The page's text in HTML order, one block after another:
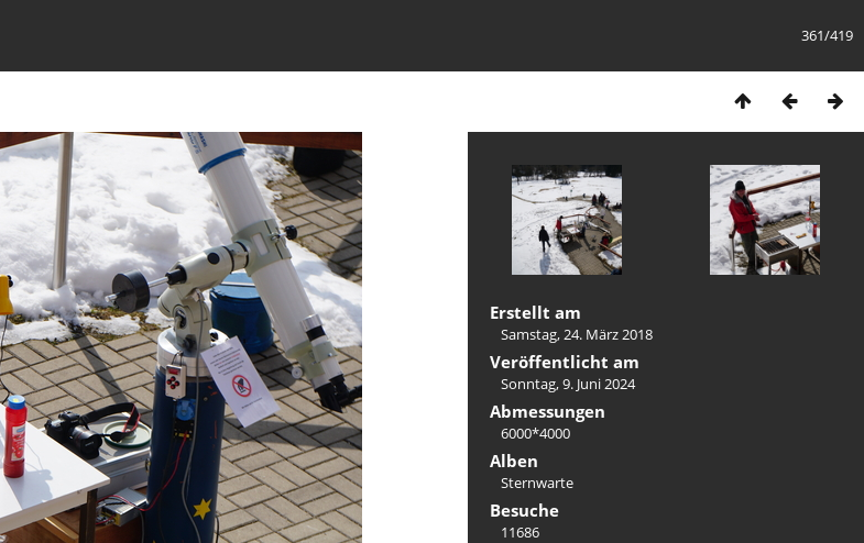
361/419
Erstellt am
Samstag, 24. März 2018
Veröffentlicht am
Sonntag, 9. Juni 2024
Abmessungen
6000*4000
Alben
Sternwarte
Besuche
11686